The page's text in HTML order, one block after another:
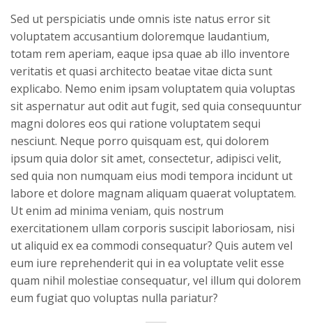
Sed ut perspiciatis unde omnis iste natus error sit
voluptatem accusantium doloremque laudantium,
totam rem aperiam, eaque ipsa quae ab illo inventore
veritatis et quasi architecto beatae vitae dicta sunt
explicabo. Nemo enim ipsam voluptatem quia voluptas
sit aspernatur aut odit aut fugit, sed quia consequuntur
magni dolores eos qui ratione voluptatem sequi
nesciunt. Neque porro quisquam est, qui dolorem
ipsum quia dolor sit amet, consectetur, adipisci velit,
sed quia non numquam eius modi tempora incidunt ut
labore et dolore magnam aliquam quaerat voluptatem.
Ut enim ad minima veniam, quis nostrum
exercitationem ullam corporis suscipit laboriosam, nisi
ut aliquid ex ea commodi consequatur? Quis autem vel
eum iure reprehenderit qui in ea voluptate velit esse
quam nihil molestiae consequatur, vel illum qui dolorem
eum fugiat quo voluptas nulla pariatur?